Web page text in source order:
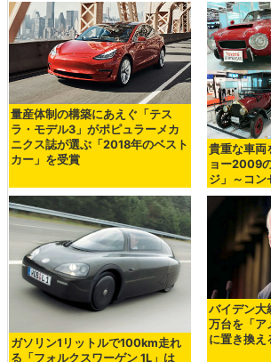
量産体制の構築にあえぐ「テス
ラ・モデル3」がポピュラーメカ
ニクス誌が選ぶ「2018年のベスト
カー」を受賞
貴重な車両
ョー2009
ジ」～コン
ガソリン1リットルで100km走れ
る「フォルクスワーゲン 1L」は
バイデン大
万台を「ア
に置き換え